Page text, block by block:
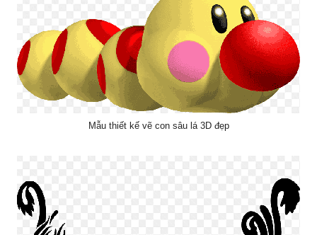
Mẫu thiết kế vẽ con sâu lá 3D đẹp